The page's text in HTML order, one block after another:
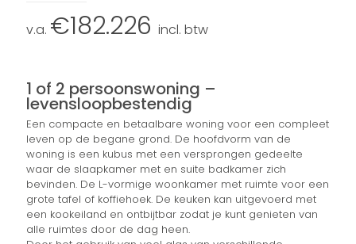
€182.226 incl. btw
1 of 2 persoonswoning –
levensloopbestendig
Een compacte en betaalbare woning voor een compleet
leven op de begane grond. De hoofdvorm van de
woning is een kubus met een versprongen gedeelte
waar de slaapkamer met en suite badkamer zich
bevinden. De L-vormige woonkamer met ruimte voor een
grote tafel of koffiehoek. De keuken kan uitgevoerd met
een kookeiland en ontbijtbar zodat je kunt genieten van
alle ruimtes door de dag heen.